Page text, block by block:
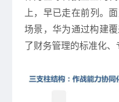
上，早已走在前列。
场景，华为通过构建
了财务管理的标准化